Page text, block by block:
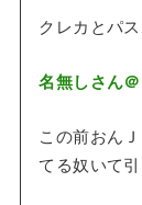
クレカとパ
名無しさん
この前おん
てる奴いて